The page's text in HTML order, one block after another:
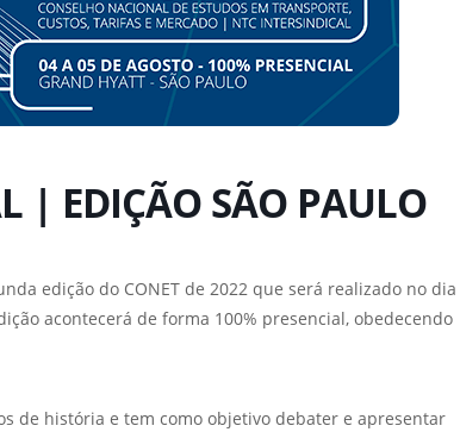
| EDIÇÃO SÃO PAULO
edição do CONET de 2022 que será realizado no dia
acontecerá de forma 100% presencial, obedecendo
de história e tem como objetivo debater e apresentar